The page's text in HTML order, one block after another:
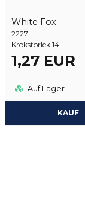
White Fox
2227
Krokstorlek 14
1,27 EUR
Auf Lager
KAUF